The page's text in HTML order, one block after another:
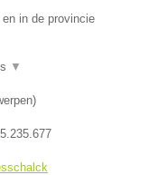
in de provincie
▼
)